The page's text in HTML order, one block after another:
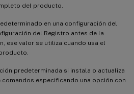
del producto.
en una configuración del
del Registro antes de la
ese valor se utiliza cuando usa el
predeterminada si instala o actualiza
comandos especificando una opción con